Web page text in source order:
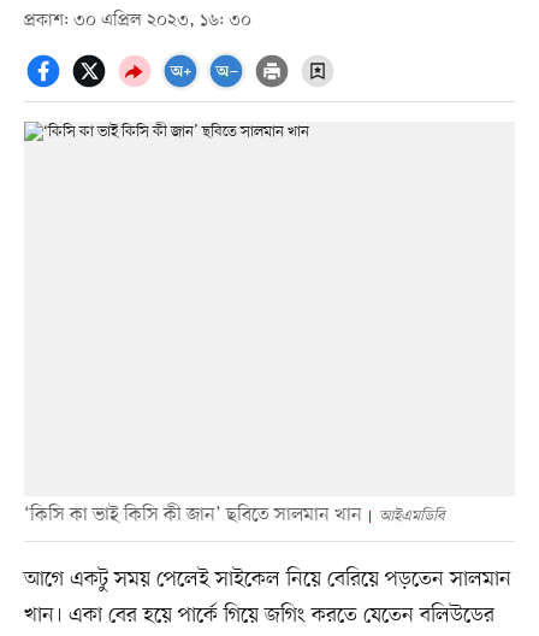
প্রকাশ: ৩০ এপ্রিল ২০২৩, ১৬: ৩০
‘কিসি কা ভাই কিসি কী জান’ ছবিতে সালমান খান আইএমডিবি
আগে একটু সময় পেলেই সাইকেল নিয়ে বেরিয়ে পড়তেন সালমান
খান। একা বের হয়ে পার্কে গিয়ে জগিং করতে যেতেন বলিউডের